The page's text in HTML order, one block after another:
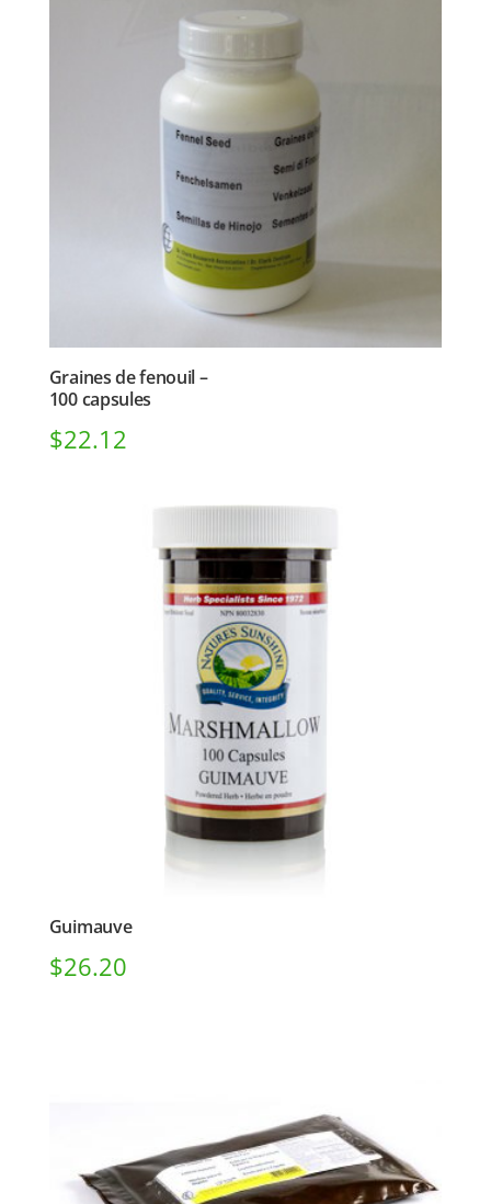
Graines de fenouil –
100 capsules
$22.12
Guimauve
$26.20